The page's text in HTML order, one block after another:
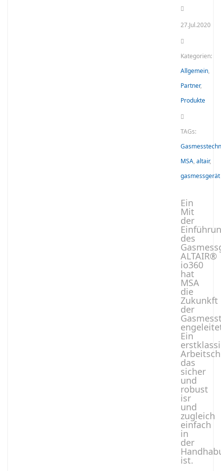
27.Jul.2020
Kategorien:
Allgemein,
Partner,
Produkte
TAGs:
MSA, altair,
gasmessgerät
Ein
Mit
der
des
ALTAIR®
io360
hat
MSA
die
Zukunkft
der
Ein
das
sicher
und
robust
isr
und
zugleich
einfach
in
der
ist.